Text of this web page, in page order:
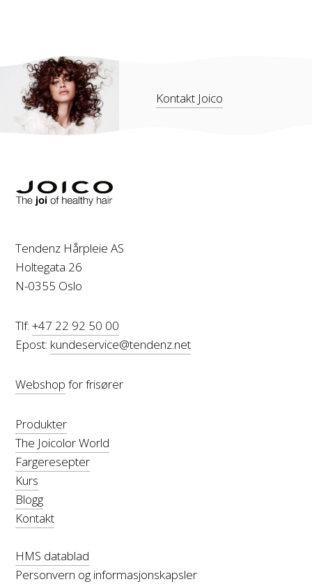
Kontakt Joico
Tendenz Hårpleie AS
Holtegata 26
N-0355 Oslo
Tlf:+47 22 92 50 00
Epost: kundeservice@tendenz.net
Webshop for frisører
Produkter
The Joicolor World
Fargeresepter
Kurs
Blogg
Kontakt
HMS datablad
Personvern og informasjonskapsler